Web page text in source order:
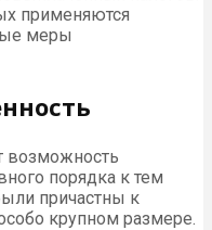
применяются
меры
возможность
порядка к тем
причастны к
крупном размере.